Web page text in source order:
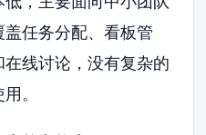
任务分配、看板管
线讨论，没有复杂的
。